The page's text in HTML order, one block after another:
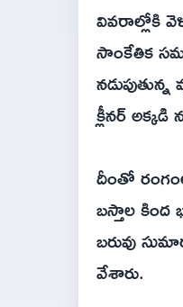
వివరాల్లోకి
సాంకేతిక
క్లీనర్
దీంతో
బస్తాల
బరువు
వేశారు.